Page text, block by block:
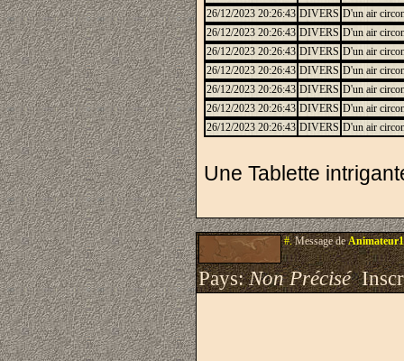
26/12/2023 20:26:43 DIVERS D'un air
26/12/2023 20:26:43 DIVERS D'un air
26/12/2023 20:26:43 DIVERS D'un air
26/12/2023 20:26:43 DIVERS D'un air
26/12/2023 20:26:43 DIVERS D'un air
26/12/2023 20:26:43 DIVERS D'un air
26/12/2023 20:26:43 DIVERS D'un air
Une Tablette
#.Message de
Pays:Non Précisé